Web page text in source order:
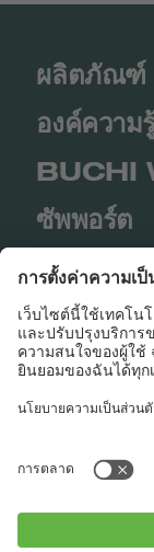
ผลิตภัณฑ์
องค์ความ
BUCHI
ซัพพอร์ต
Shop
BUCHI